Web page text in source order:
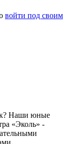
войти под своим
Наши юные
«Эколь» -